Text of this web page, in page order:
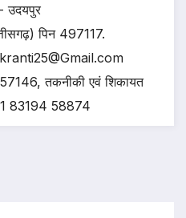
उदयपुर
पिन 497117.
तकनीकी एवं शिकायत
83194 58874